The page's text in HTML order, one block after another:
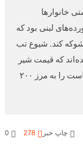
خانوارها
لبنی بود که
کند. شیوع تب
که قیمت شیر
کم‌چرب را به مرز ۴۳ هزار تومان و ماست را به مرز ۲۰۰
چاپ خبر 278
0